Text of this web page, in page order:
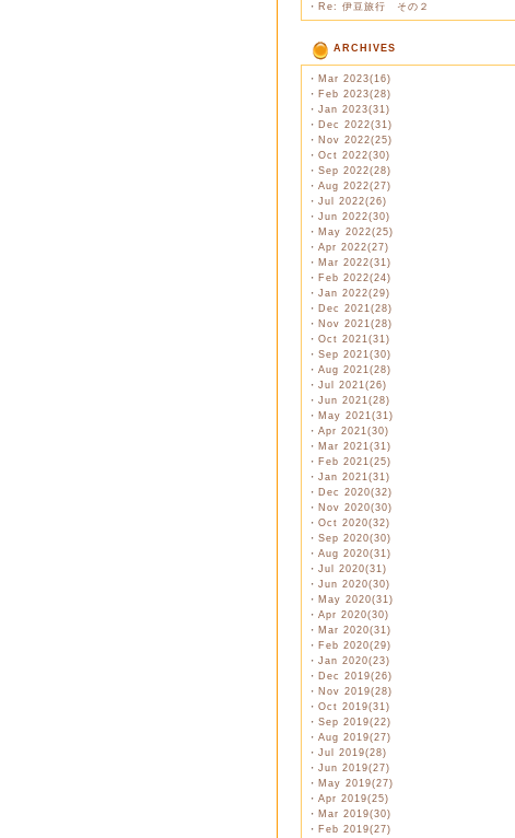
・ Re: 伊豆旅行 その２
ARCHIVES
・ Mar 2023(16)
・ Feb 2023(28)
・ Jan 2023(31)
・ Dec 2022(31)
・ Nov 2022(25)
・ Oct 2022(30)
・ Sep 2022(28)
・ Aug 2022(27)
・ Jul 2022(26)
・ Jun 2022(30)
・ May 2022(25)
・ Apr 2022(27)
・ Mar 2022(31)
・ Feb 2022(24)
・ Jan 2022(29)
・ Dec 2021(28)
・ Nov 2021(28)
・ Oct 2021(31)
・ Sep 2021(30)
・ Aug 2021(28)
・ Jul 2021(26)
・ Jun 2021(28)
・ May 2021(31)
・ Apr 2021(30)
・ Mar 2021(31)
・ Feb 2021(25)
・ Jan 2021(31)
・ Dec 2020(32)
・ Nov 2020(30)
・ Oct 2020(32)
・ Sep 2020(30)
・ Aug 2020(31)
・ Jul 2020(31)
・ Jun 2020(30)
・ May 2020(31)
・ Apr 2020(30)
・ Mar 2020(31)
・ Feb 2020(29)
・ Jan 2020(23)
・ Dec 2019(26)
・ Nov 2019(28)
・ Oct 2019(31)
・ Sep 2019(22)
・ Aug 2019(27)
・ Jul 2019(28)
・ Jun 2019(27)
・ May 2019(27)
・ Apr 2019(25)
・ Mar 2019(30)
・ Feb 2019(27)